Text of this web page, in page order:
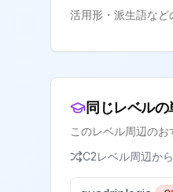
活用形・派生語など
同じレベルの
このレベル周辺のお
C2レベル周辺か